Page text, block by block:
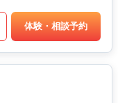
体験・相談予約